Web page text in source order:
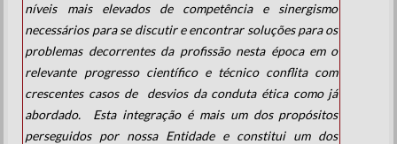
níveis mais elevados de competência e sinergismo
necessários para se discutir e encontrar soluções para os
problemas decorrentes da profissão nesta época em o
relevante progresso científico e técnico conflita com
crescentes casos de desvios da conduta ética como já
abordado. Esta integração é mais um dos propósitos
perseguidos por nossa Entidade e constitui um dos